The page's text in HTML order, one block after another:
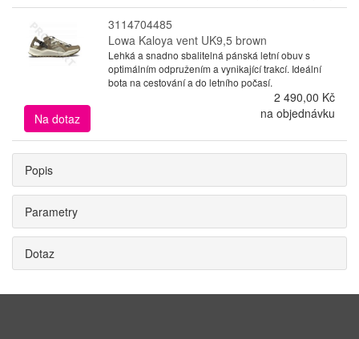
3114704485
Lowa Kaloya vent UK9,5 brown
Lehká a snadno sbalitelná pánská letní obuv s
optimálním odpružením a vynikající trakcí. Ideální
bota na cestování a do letního počasí.
2 490,00 Kč
Na dotaz
na objednávku
Popis
Parametry
Dotaz